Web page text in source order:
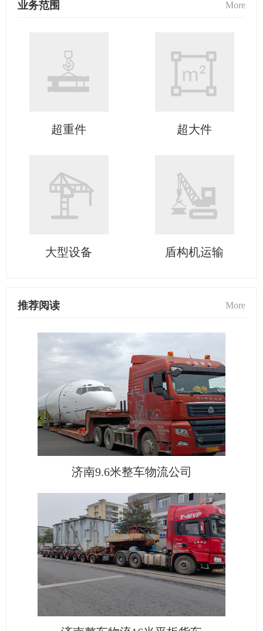
业务范围 More
超重件 超大件
大型设备 盾构机运输
推荐阅读 More
济南9.6米整车物流公司